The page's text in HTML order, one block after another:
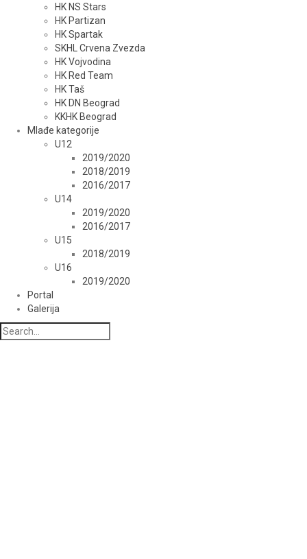
HK NS Stars
HK Partizan
HK Spartak
SKHL Crvena Zvezda
HK Vojvodina
HK Red Team
HK Taš
HK DN Beograd
KKHK Beograd
Mlađe kategorije
U12
2019/2020
2018/2019
2016/2017
U14
2019/2020
2016/2017
U15
2018/2019
U16
2019/2020
Portal
Galerija